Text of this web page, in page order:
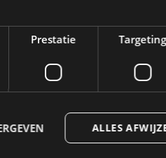
byBeMarketing
Alle rechten voorbehouden
Prestatie Targeting
ALLES